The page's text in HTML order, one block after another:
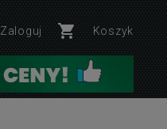
Zaloguj Koszyk